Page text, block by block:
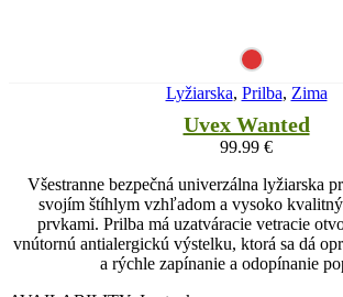
Lyžiarska, Prilba, Zima
Uvex Wanted
99.99 €
Všestranne bezpečná univerzálna lyžiarska
svojím štíhlym vzhľadom a vysoko
prvkami. Prilba má uzatváracie vetracie
vnútornú antialergickú výstelku, ktorá sa dá
a rýchle zapínanie a odopínanie